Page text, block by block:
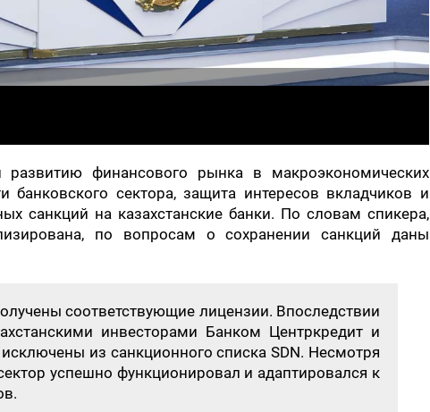
развитию финансового рынка в макроэкономических
банковского сектора, защита интересов вкладчиков и
санкций на казахстанские банки. По словам спикера,
по вопросам о сохранении санкций даны
соответствующие лицензии. Впоследствии
инвесторами Банком Центркредит и
из санкционного списка SDN. Несмотря
успешно функционировал и адаптировался к